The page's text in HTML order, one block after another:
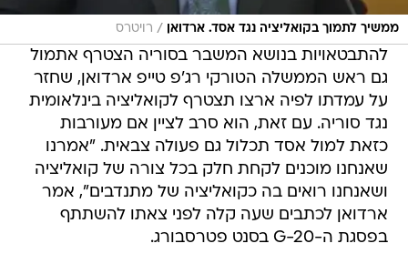
ממשיך לתמוך בקואליציה נגד אסד. ארדואן / רויטרס
להתבטאויות בנושא המשבר בסוריה הצטרף אתמול
גם ראש הממשלה הטורקי רג'פ טייפ ארדואן, שחזר
על עמדתו לפיה ארצו תצטרף לקואליציה בינלאומית
נגד סוריה. עם זאת, הוא סרב לציין אם מעורבות
כזאת למול אסד תכלול גם פעולה צבאית. "אמרנו
שאנחנו מוכנים לקחת חלק בכל צורה של קואליציה
ושאנחנו רואים בה כקואליציה של מתנדבים", אמר
ארדואן לכתבים שעה קלה לפני צאתו להשתתף
בפסגת ה-G-20 בסנט פטרסבורג.